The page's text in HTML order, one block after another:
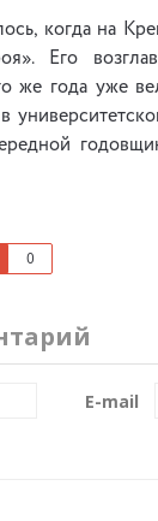
когда на
Его
года уже
0
E-mail